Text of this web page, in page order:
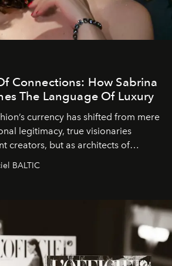
Connections: How Sabrina
The Language Of Luxury
currency has shifted from mere
legitimacy, true visionaries
creators, but as architects of
Spinelli
three decades of mastery in luxury,
commerce, and culture
precision.
BALTIC